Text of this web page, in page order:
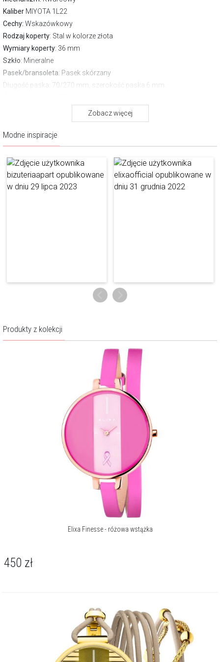
Kaliber MIYOTA 1L22
Cechy: Wskazówkowy
Rodzaj koperty: Stal w kolorze złota
Wymiary koperty: 36 mm
Szkło: Mineralne
Pasek/bransoleta: Pasek skórzany
Długość paska : 70/270 mm, szerokość paska 6 mm.
2 lata
O marce Elixa
Elixa to marka, która w idealny sposób łączy nowoczesny design z
modowymi trendami, tworząc projekty dla kobiet przebojowych,
odważnych i ceniących niebanalne dodatki. To spojrzenie marka
Zobacz więcej
Modne inspiracje
Produkty z kolekcji
Elixa Finesse - różowa wstążka
450 zł